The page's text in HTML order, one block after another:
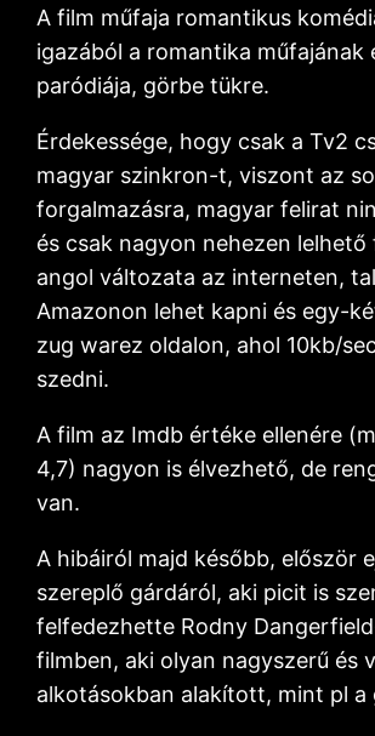
A film műfaja romantikus
igazából a romantika műfajának
paródiája, görbe tükre.
Érdekessége, hogy csak a Tv2
magyar szinkron-t, viszont az
forgalmazásra, magyar felirat
és csak nagyon nehezen lelhető
angol változata az interneten,
Amazonon lehet kapni és egy-
zug warez oldalon, ahol 10kb/
szedni.
A film az Imdb értéke ellenére
4,7) nagyon is élvezhető, de
van.
A hibáiról majd később, először
szereplő gárdáról, aki picit is
felfedezhette Rodny
filmben, aki olyan nagyszerű és
alkotásokban alakított, mint pl a